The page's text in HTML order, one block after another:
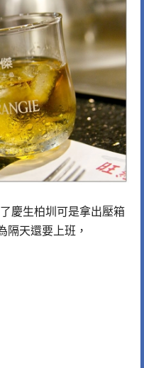
慶生柏圳可是拿出壓箱
隔天還要上班，